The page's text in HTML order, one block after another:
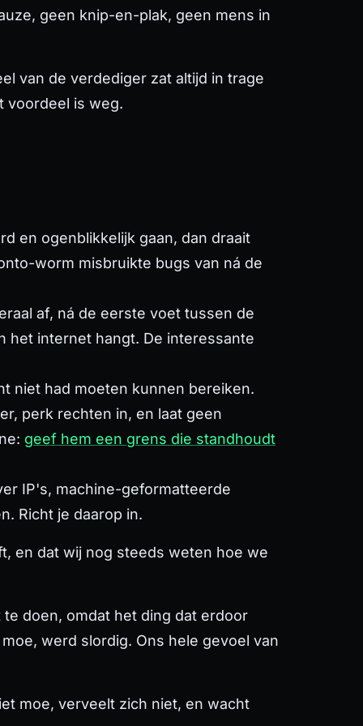
geen knip-en-plak, geen mens in
van de verdediger zat altijd in trage
voordeel is weg.
en ogenblikkelijk gaan, dan draait
worm misbruikte bugs van ná de
af, ná de eerste voet tussen de
het internet hangt. De interessante
niet had moeten kunnen bereiken.
perk rechten in, en laat geen
geef hem een grens die standhoudt
IP's, machine-geformatteerde
Richt je daarop in.
en dat wij nog steeds weten hoe we
doen, omdat het ding dat erdoor
werd slordig. Ons hele gevoel van
moe, verveelt zich niet, en wacht